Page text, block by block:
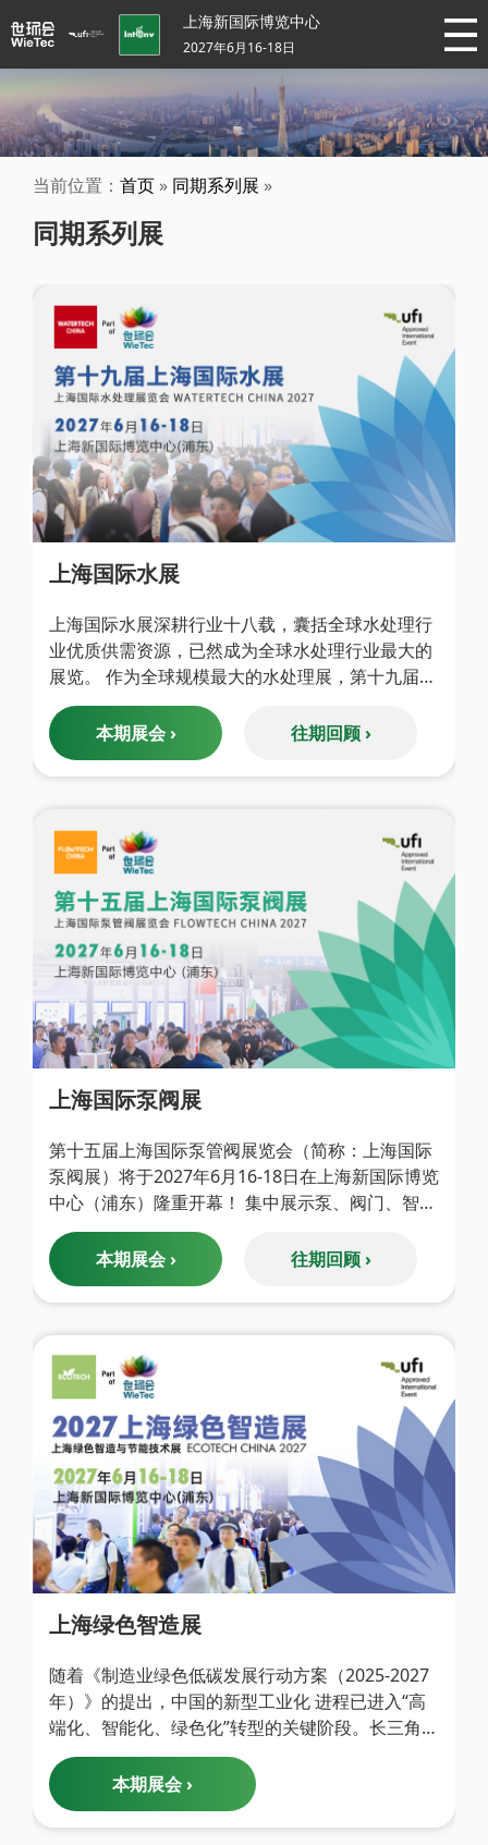
上海新国际博览中心
2027年6月16-18日
当前位置： 首页 » 同期系列展 »
同期系列展
上海国际水展
上海国际水展深耕行业十八载，囊括全球水处理行
业优质供需资源，已然成为全球水处理行业最大的
展览。 作为全球规模最大的水处理展，第十九届上
海国际水展将于2027年6月16-18日在上海新国际博
览中心（浦东）……
本期展会 › 往期回顾 ›
上海国际泵阀展
第十五届上海国际泵管阀展览会（简称：上海国际
泵阀展）将于2027年6月16-18日在上海新国际博览
中心（浦东）隆重开幕！ 集中展示泵、阀门、智能
供水设备、排水设备、管道/管接件、执行机构、泵
管阀配套产品、电机、轴承、风机、压缩机等件系
列产品。预计将吸引55,000多名专业观众到场参观
采购。 与此同时，上海国际……
本期展会 › 往期回顾 ›
上海绿色智造展
随着《制造业绿色低碳发展行动方案（2025-2027
年）》的提出，中国的新型工业化 进程已进入“高
端化、智能化、绿色化”转型的关键阶段。长三角作
为先行示范 区，将率先探索“零碳园区”“绿色工
厂”等实践，构建数字与绿色融合的制造产业 集
群，推动新能源、半导体、制药、石油、化工、钢
铁等重点行业的技术创新 和深度改造。依托世环会
本期展会 ›